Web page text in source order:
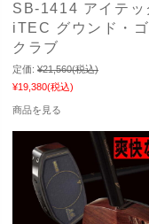
SB-1414 アイテッ
iTEC グウンド・
クラブ
定価: ¥21,560(税込)
¥19,380(税込)
商品を見る